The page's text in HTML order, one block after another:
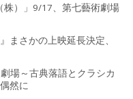
株）」9/17、第七藝術劇場
まさかの上映延長決定、
場～古典落語とクラシカ
然に